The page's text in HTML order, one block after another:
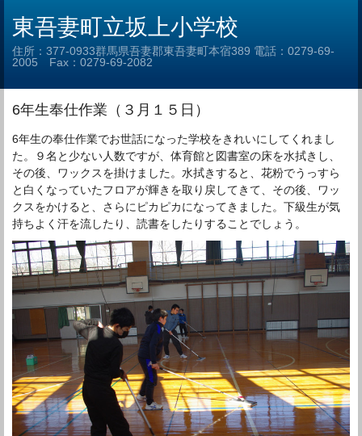
東吾妻町立坂上小学校
住所：377-0933群馬県吾妻郡東吾妻町本宿389 電話：0279-69-
2005 Fax：0279-69-2082
6年生奉仕作業（３月１５日）
6年生の奉仕作業でお世話になった学校をきれいにしてくれまし
た。９名と少ない人数ですが、体育館と図書室の床を水拭きし、
その後、ワックスを掛けました。水拭きすると、花粉でうっすら
と白くなっていたフロアが輝きを取り戻してきて、その後、ワッ
クスをかけると、さらにピカピカになってきました。下級生が気
持ちよく汗を流したり、読書をしたりすることでしょう。